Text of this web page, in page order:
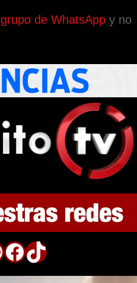
grupo de WhatsApp y no
Facebook TikTok